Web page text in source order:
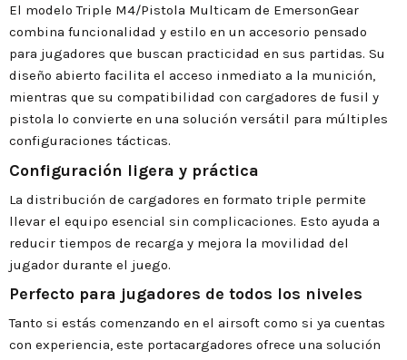
El modelo Triple M4/Pistola Multicam de EmersonGear
combina funcionalidad y estilo en un accesorio pensado
para jugadores que buscan practicidad en sus partidas. Su
diseño abierto facilita el acceso inmediato a la munición,
mientras que su compatibilidad con cargadores de fusil y
pistola lo convierte en una solución versátil para múltiples
configuraciones tácticas.
Configuración ligera y práctica
La distribución de cargadores en formato triple permite
llevar el equipo esencial sin complicaciones. Esto ayuda a
reducir tiempos de recarga y mejora la movilidad del
jugador durante el juego.
Perfecto para jugadores de todos los niveles
Tanto si estás comenzando en el airsoft como si ya cuentas
con experiencia, este portacargadores ofrece una solución